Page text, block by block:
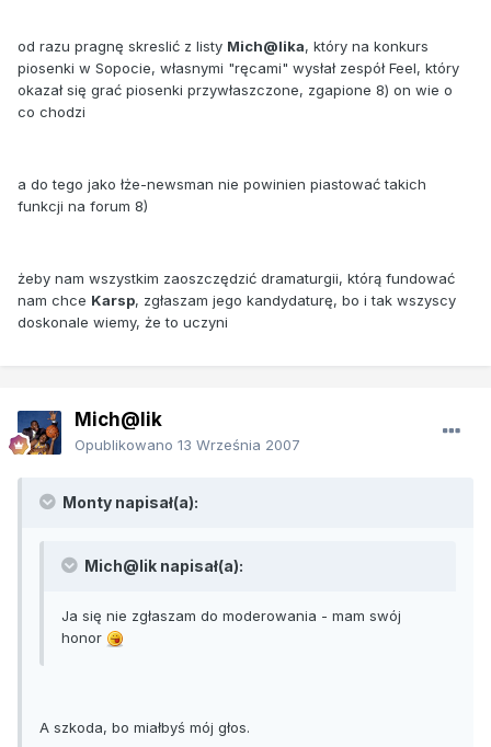
od razu pragnę skreslić z listy Mich@lika, który na konkurs
piosenki w Sopocie, własnymi "ręcami" wysłał zespół Feel, który
okazał się grać piosenki przywłaszczone, zgapione 8) on wie o
co chodzi
a do tego jako łże-newsman nie powinien piastować takich
funkcji na forum 8)
żeby nam wszystkim zaoszczędzić dramaturgii, którą fundować
nam chce Karsp, zgłaszam jego kandydaturę, bo i tak wszyscy
doskonale wiemy, że to uczyni
Mich@lik
Opublikowano 13 Września 2007
Monty napisał(a):
Mich@lik napisał(a):
Ja się nie zgłaszam do moderowania - mam swój
honor
A szkoda, bo miałbyś mój głos.